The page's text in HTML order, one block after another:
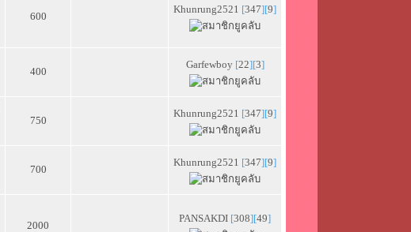
600
Khunrung2521 [347][9]
400
Garfewboy [22][3]
750
Khunrung2521 [347][9]
700
Khunrung2521 [347][9]
2000
PANSAKDI [308][49]